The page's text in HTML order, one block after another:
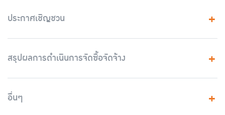
ประกาศเชิญชวน
สรุปผลการดำเนินการจัดซื้อจัดจ้าง
อื่นๆ